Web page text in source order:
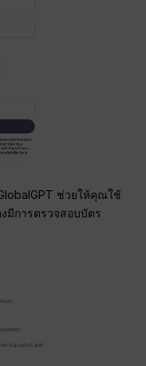
ช่วยให้คุณใช้
มีการตรวจสอบบัตร